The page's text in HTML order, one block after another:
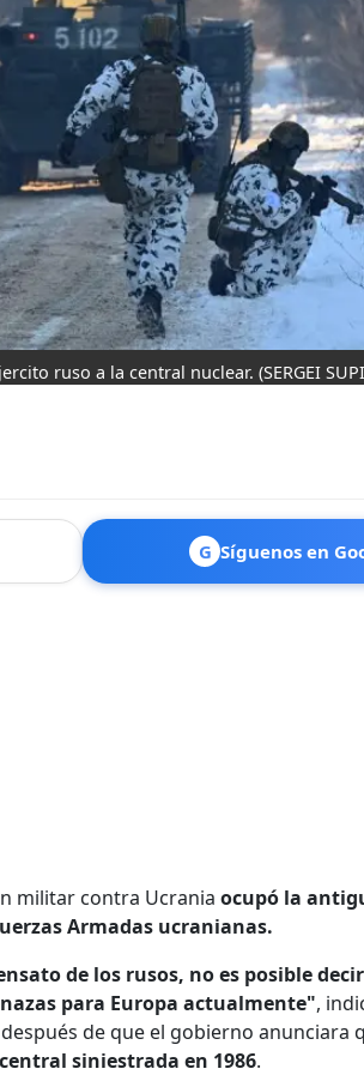
ruso a la central nuclear. (SERGEI
G Síguenos en
militar contra Ucrania ocupó la
Armadas ucranianas.
de los rusos, no es posible
para Europa actualmente",
de que el gobierno anunciara
central siniestrada en 1986.